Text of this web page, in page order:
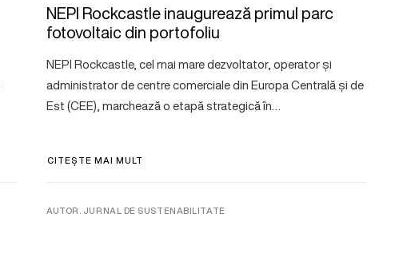
NEPI Rockcastle inaugurează primul parc
fotovoltaic din portofoliu
NEPI Rockcastle, cel mai mare dezvoltator, operator și
administrator de centre comerciale din Europa Centrală și de
Est (CEE), marchează o etapă strategică în…
CITEȘTE MAI MULT
AUTOR. JURNAL DE SUSTENABILITATE